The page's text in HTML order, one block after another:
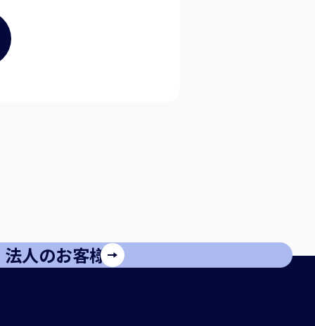
法人のお客様